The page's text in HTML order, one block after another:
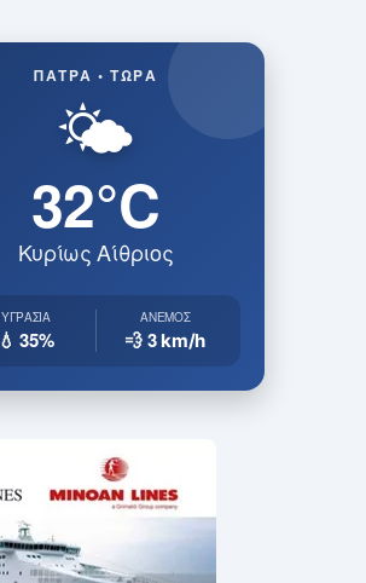
ΠΆΤΡΑ • ΤΏΡΑ
🌤️
32°C
Κυρίως Αίθριος
ΥΓΡΑΣΊΑ
💧 35%
ΆΝΕΜΟΣ
💨 3km/h